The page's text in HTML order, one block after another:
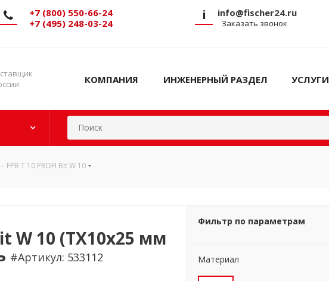
+7 (800) 550-66-24
+7 (495) 248-03-24
i info@fischer24.ru
Заказать звонок
КОМПАНИЯ ИНЖЕНЕРНЫЙ РАЗДЕЛ УСЛУГИ
- FPB T 10 PROFI Bit W 10
Фильтр по параметрам
Материал
W 10 (TX10x25 мм
#Артикул: 533112